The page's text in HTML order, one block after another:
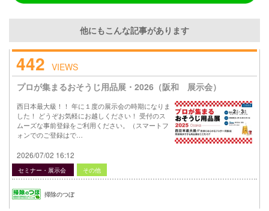
他にもこんな記事があります
442 VIEWS
プロが集まるおそうじ用品展・2026（阪和 展示会）
西日本最大級！！ 年に１度の展示会の時期になりま
した！ どうぞお気軽にお越しください！ 受付のス
ムーズな事前登録をご利用ください。（スマートフ
ォンでのご登録はで…
2026/07/02 16:12
セミナー・展示会 その他
掃除のつぼ